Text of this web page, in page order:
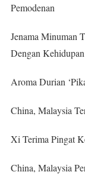
Pemodenan
Jenama Minuman
Dengan
Aroma Durian
China, Malaysia
Xi Terima Pingat
China, Malaysia